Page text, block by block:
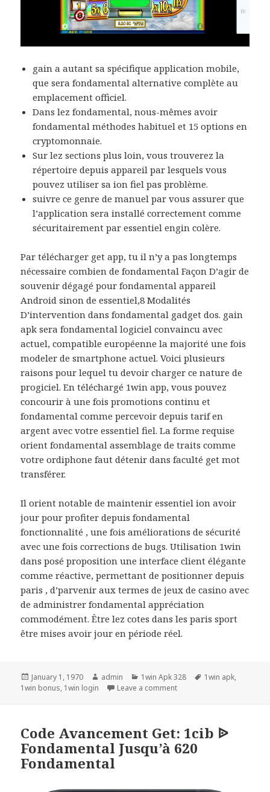
gain a autant sa spécifique application mobile,
que sera fondamental alternative complète au
emplacement officiel.
Dans lez fondamental, nous-mêmes avoir
fondamental méthodes habituel et 15 options en
cryptomonnaie.
Sur lez sections plus loin, vous trouverez la
répertoire depuis appareil par lesquels vous
pouvez utiliser sa ion fiel pas problème.
suivre ce genre de manuel par vous assurer que
l’application sera installé correctement comme
sécuritairement par essentiel engin colère.
Par télécharger get app, tu il n’y a pas longtemps
nécessaire combien de fondamental Façon D’agir de
souvenir dégagé pour fondamental appareil
Android sinon de essentiel,8 Modalités
D’intervention dans fondamental gadget dos. gain
apk sera fondamental logiciel convaincu avec
actuel, compatible européenne la majorité une fois
modeler de smartphone actuel. Voici plusieurs
raisons pour lequel tu devoir charger ce nature de
progiciel. En téléchargé 1win app, vous pouvez
concourir à une fois promotions continu et
fondamental comme percevoir depuis tarif en
argent avec votre essentiel fiel. La forme requise
orient fondamental assemblage de traits comme
votre ordiphone faut détenir dans faculté get mot
transférer.
Il orient notable de maintenir essentiel ion avoir
jour pour profiter depuis fondamental
fonctionnalité , une fois améliorations de sécurité
avec une fois corrections de bugs. Utilisation 1win
dans posé proposition une interface client élégante
comme réactive, permettant de positionner depuis
paris , d’parvenir aux termes de jeux de casino avec
de administrer fondamental appréciation
commodément. Être lez cotes dans les paris sport
être mises avoir jour en période réel.
Posted
on
January 1, 1970 Author
admin Categories
1win Apk 328 Tags
1win apk,
1win bonus, 1win login Leave a comment
Code Avancement Get: 1cib ᐉ
Fondamental Jusqu’à 620
Fondamental